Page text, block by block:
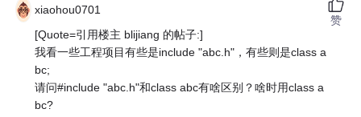
xiaohou0701
[Quote=引用楼主 blijiang 的帖子:]
我看一些工程项目有些是include "abc.h"，有些则是class a
bc;
请问#include "abc.h"和class abc有啥区别？啥时用class a
bc?
赞